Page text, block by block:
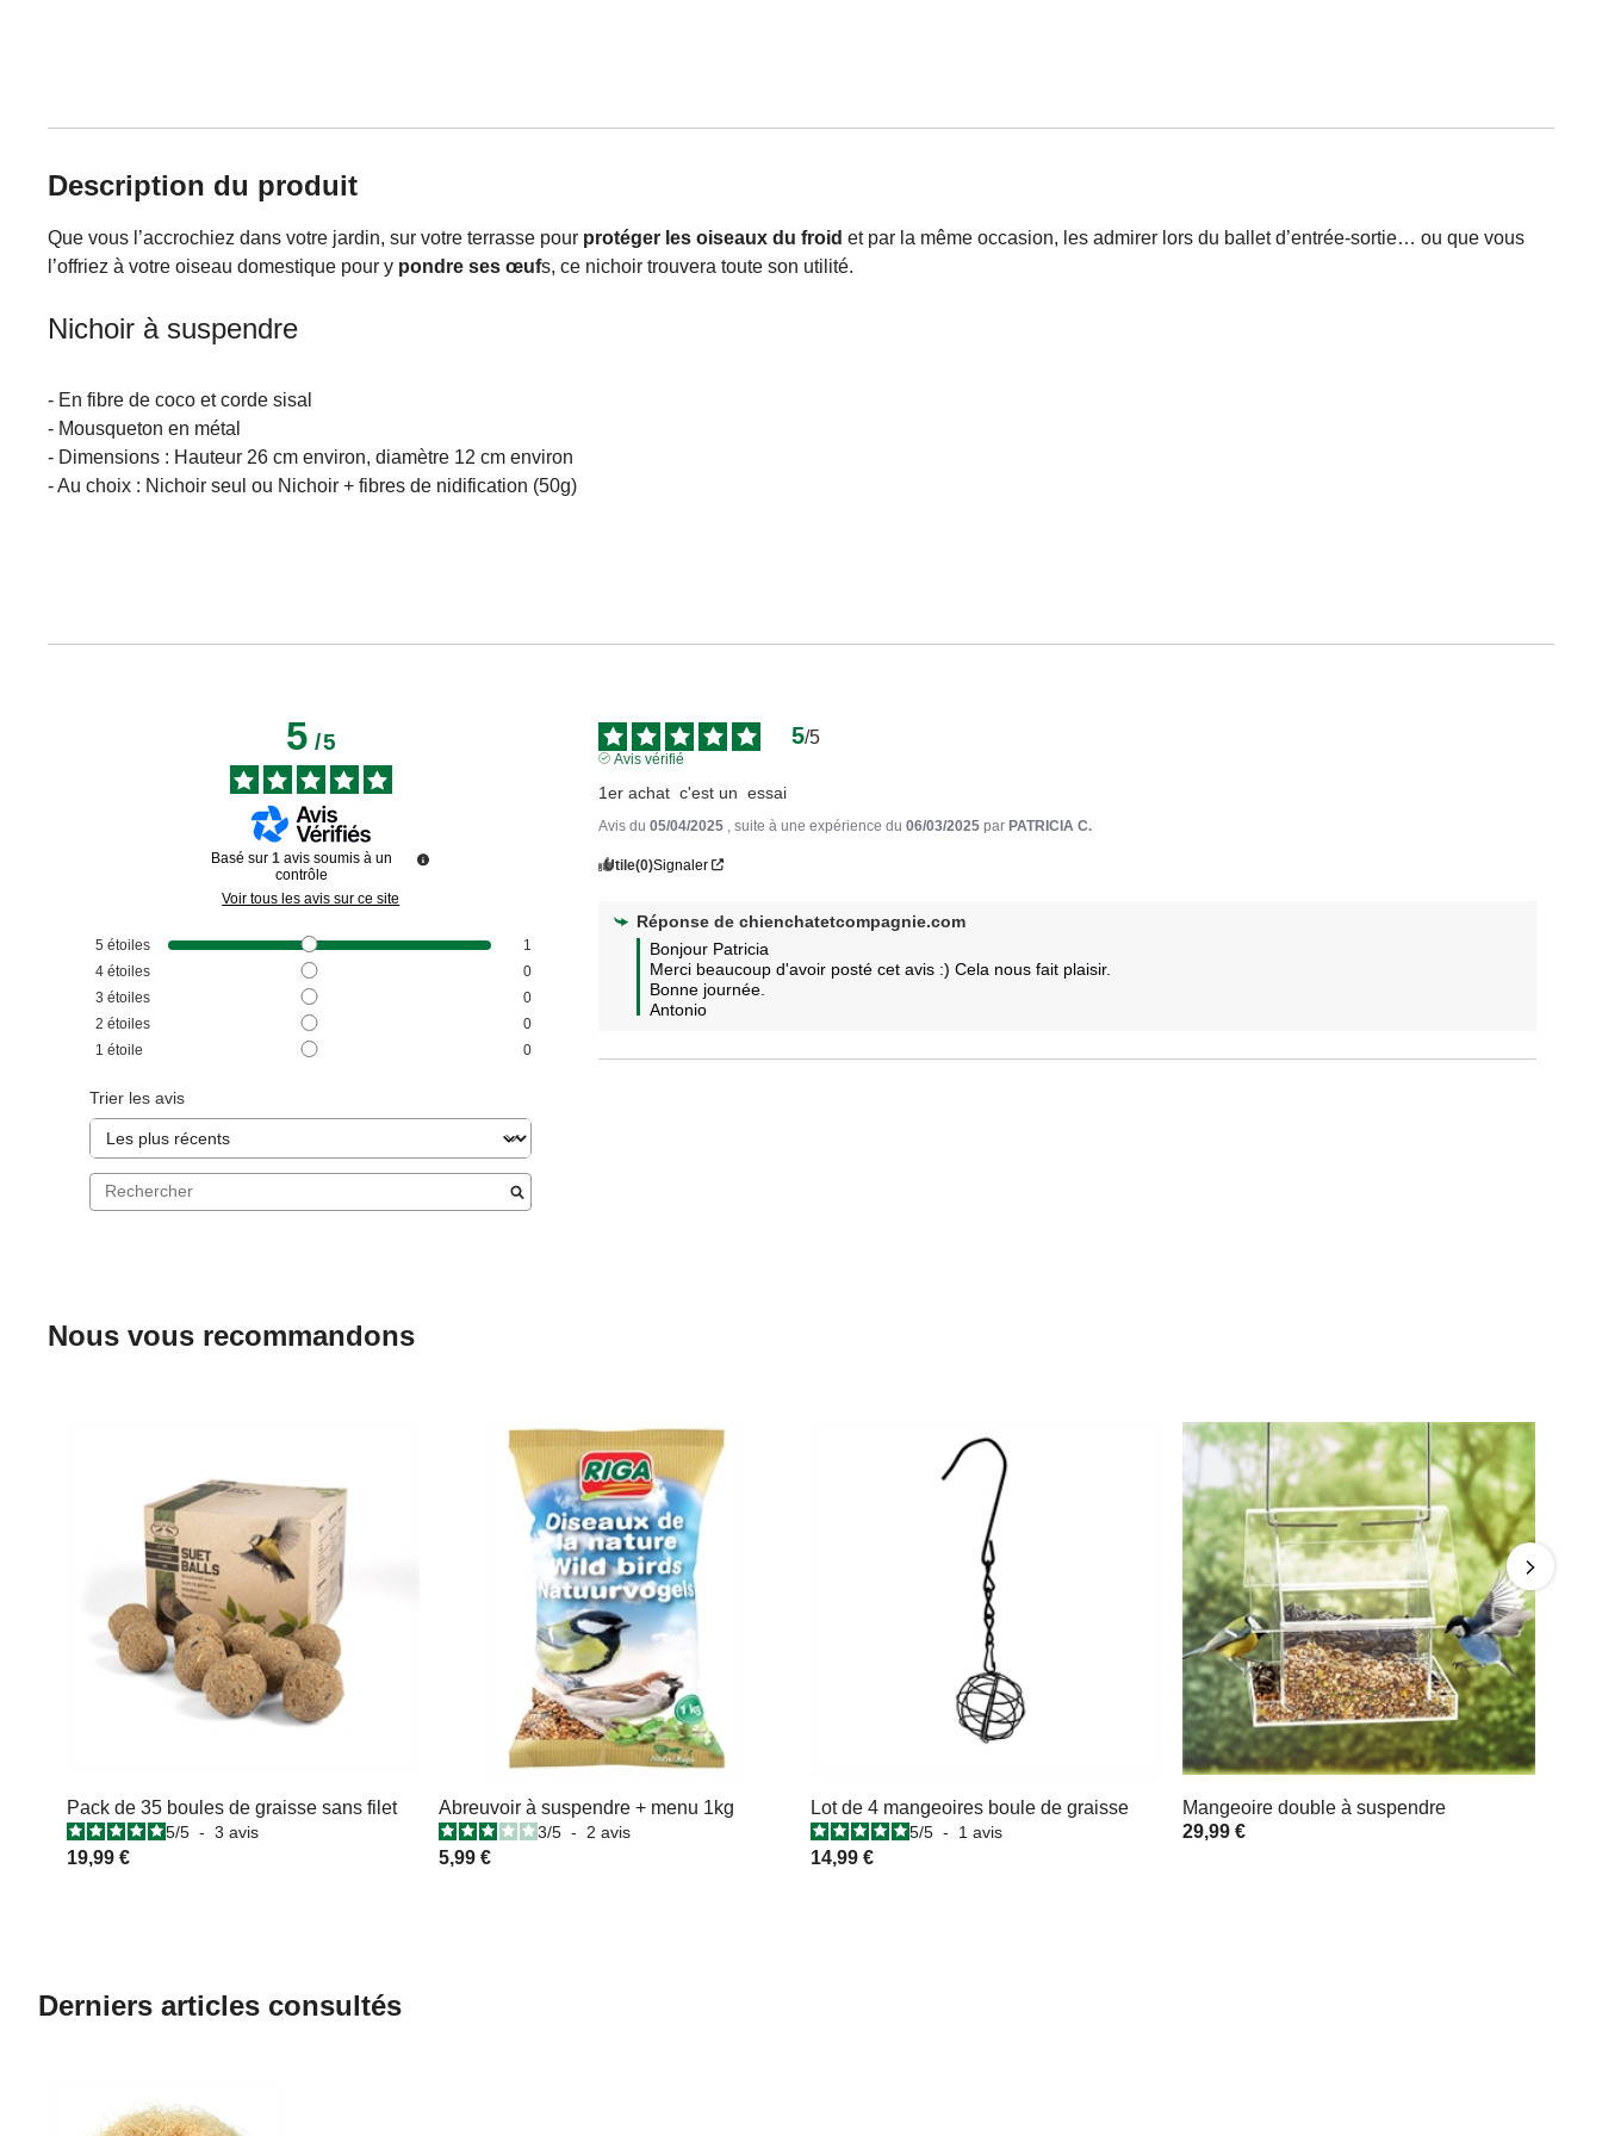
Description du produit
Que vous l’accrochiez dans votre jardin, sur votre terrasse pour protéger les oiseaux du froid et par la même occasion, les admirer lors du ballet d’entrée-sortie… ou que vous
l’offriez à votre oiseau domestique pour y pondre ses œufs, ce nichoir trouvera toute son utilité.
Nichoir à suspendre
- En fibre de coco et corde sisal
- Mousqueton en métal
- Dimensions : Hauteur 26 cm environ, diamètre 12 cm environ
- Au choix : Nichoir seul ou Nichoir + fibres de nidification (50g)
5/5
Basé sur 1 avis soumis à un
contrôle
Voir tous les avis sur ce site
5 étoiles
1
4 étoiles
0
3 étoiles
0
2 étoiles
0
1 étoile 0
Trier les avis
5/5
Avis vérifié
1er achat  c'est un  essai
Avis du05/04/2025 , suite à une expérience du06/03/2025 parPATRICIA C.
Utile(0)Signaler
Réponse dechienchatetcompagnie.com
Bonjour Patricia
Merci beaucoup d'avoir posté cet avis :) Cela nous fait plaisir.
Bonne journée.
Antonio
Nous vous recommandons
Pack de 35 boules de graisse sans filet
5/5 - 3 avis
19,99 €
Abreuvoir à suspendre + menu 1kg
3/5 - 2 avis
5,99 €
Lot de 4 mangeoires boule de graisse
5/5 - 1 avis
14,99 €
Mangeoire double à suspendre
29,99 €
Derniers articles consultés